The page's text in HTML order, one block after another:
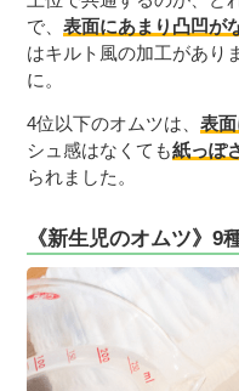
で、表面にあまり凸凹が
はキルト風の加工があり
に。
4位以下のオムツは、表
シュ感はなくても紙っぽ
られました。
《新生児のオムツ》9